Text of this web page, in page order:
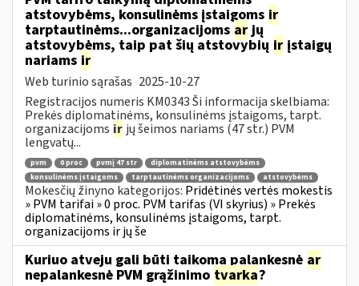
atstovybėms, konsulinėms įstaigoms ir
tarptautinėms...organizacijoms arjų
atstovybėms, taip pat šių atstovybių ir įstaigų
nariams ir
Web turinio sąrašas 2025-10-27
Registracijos numeris KM0343 Ši informacija skelbiama:
Prekės diplomatinėms, konsulinėms įstaigoms, tarpt.
organizacijoms ir jų šeimos nariams (47 str.) PVM
lengvatų...
pvm 0 proc pvmį 47 str
diplomatinėms atstovybėms
konsulinėms įstaigoms
tarptautinėms organizacijoms atstovybėms
Mokesčių žinyno kategorijos: Pridėtinės vertės mokestis
» PVM tarifai » 0 proc. PVM tarifas (VI skyrius) » Prekės
diplomatinėms, konsulinėms įstaigoms, tarpt.
organizacijoms ir jų še
Kuriuo atveju gali būti taikoma palankesnė ar
nepalankesnė PVM grąžinimo tvarka?